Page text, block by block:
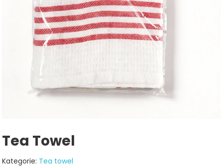
Tea Towel
Kategorie: Tea towel